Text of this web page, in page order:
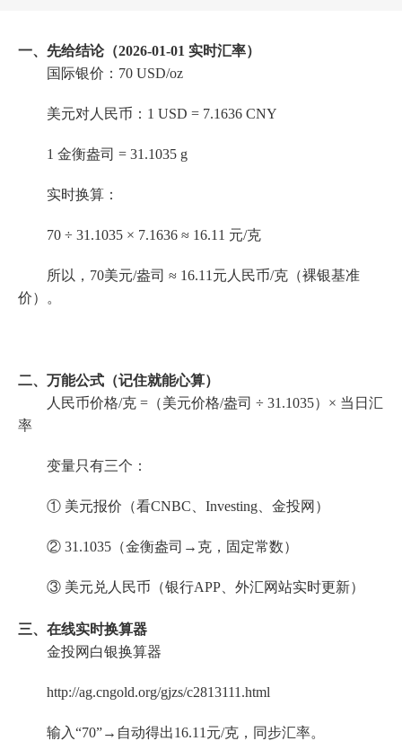
一、先给结论（2026-01-01 实时汇率）
国际银价：70 USD/oz
美元对人民币：1 USD = 7.1636 CNY
1 金衡盎司 = 31.1035 g
实时换算：
70 ÷ 31.1035 × 7.1636 ≈ 16.11 元/克
所以，70美元/盎司 ≈ 16.11元人民币/克（裸银基准
价）。
二、万能公式（记住就能心算）
人民币价格/克 =（美元价格/盎司 ÷ 31.1035）× 当日汇
率
变量只有三个：
① 美元报价（看CNBC、Investing、金投网）
② 31.1035（金衡盎司→克，固定常数）
③ 美元兑人民币（银行APP、外汇网站实时更新）
三、在线实时换算器
金投网白银换算器
http://ag.cngold.org/gjzs/c2813111.html
输入“70”→自动得出16.11元/克，同步汇率。